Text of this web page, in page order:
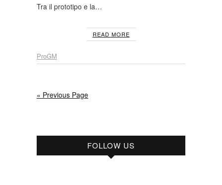
Tra il prototipo e la…
READ MORE
ProGM
« Previous Page
FOLLOW US